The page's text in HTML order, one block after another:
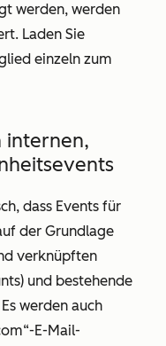
werden, werden
Laden Sie
einzeln zum
internen,
dass Events für
der Grundlage
verknüpften
und bestehende
werden auch
E-Mail-